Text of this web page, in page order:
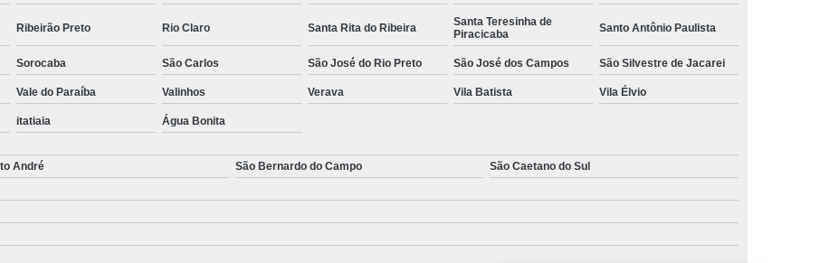
Ribeirão Preto Rio Claro Santa Rita do Ribeira
Santa Teresinha de
Piracicaba
Santo Antônio Paulista
Sorocaba São Carlos São José do Rio Preto São José dos Campos São Silvestre de Jacarei
Vale do Paraíba Valinhos Verava Vila Batista Vila Élvio
itatiaia
Água Bonita
André São Bernardo do Campo
São Caetano do Sul